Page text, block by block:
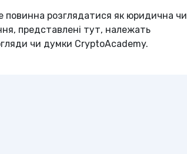
повинна розглядатися як юридична чи
представлені тут, належать
чи думки CryptoAcademy.